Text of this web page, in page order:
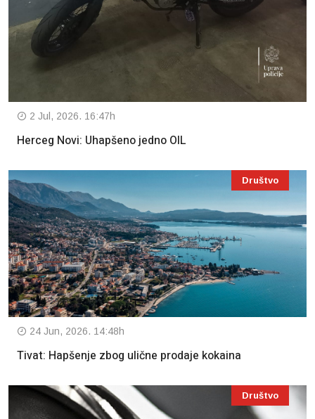
2 Jul, 2026. 16:47h
Herceg Novi: Uhapšeno jedno OIL
Društvo
24 Jun, 2026. 14:48h
Tivat: Hapšenje zbog ulične prodaje kokaina
Društvo